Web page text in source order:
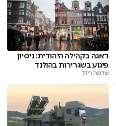
דאגה בקהילה היהודית: ניסיון
פיגוע בשגרירות בהולנד
שלמה ריזל